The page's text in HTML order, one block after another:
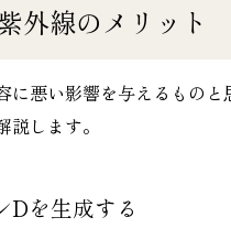
外線のメリット
に悪い影響を与えるもの
説します。
Dを生成する